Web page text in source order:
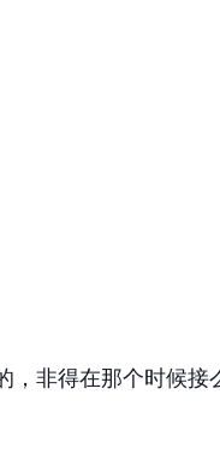
，非得在那个时候接